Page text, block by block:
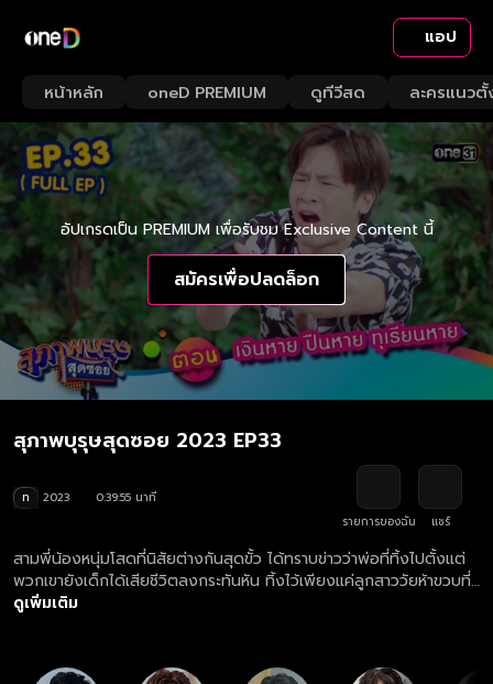
แอป
หน้าหลัก oneD PREMIUM ดูทีวีสด ละครแนวตั้
อัปเกรดเป็น PREMIUM เพื่อรับชม Exclusive Content นี้
สมัครเพื่อปลดล็อก
สุภาพบุรุษสุดซอย 2023 EP33
ท 2023
0:39:55 นาที
รายการของฉัน
แชร์
สามพี่น้องหนุ่มโสดที่นิสัยต่างกันสุดขั้ว ได้ทราบข่าวว่าพ่อที่ทิ้งไปตั้งแต่
พวกเขายังเด็กได้เสียชีวิตลงกระทันหัน ทิ้งไว้เพียงแค่ลูกสาววัยห้าขวบที่
เกิดกับภรรยาใหม่ พวกเขาจึงตัดสินใจรับบทคุณพ่อจำเป็น เพื่อไม่ให้น้อง
ดูเพิ่มเติม